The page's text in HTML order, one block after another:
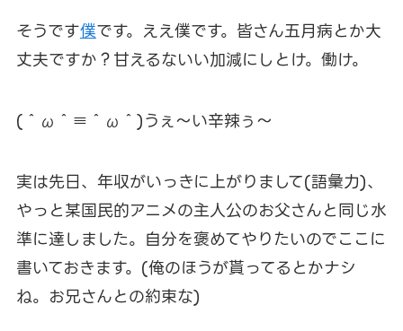
そうです僕です。ええ僕です。皆さん五月病とか大
丈夫ですか？甘えるないい加減にしとけ。働け。
(＾ω＾≡＾ω＾)うぇ～い辛辣ぅ～
実は先日、年収がいっきに上がりまして(語彙力)、
やっと某国民的アニメの主人公のお父さんと同じ水
準に達しました。自分を褒めてやりたいのでここに
書いておきます。(俺のほうが貰ってるとかナシ
ね。お兄さんとの約束な)